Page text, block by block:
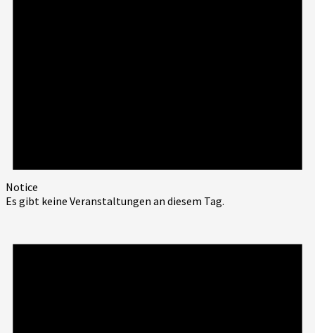
Notice
Es gibt keine Veranstaltungen an diesem Tag.